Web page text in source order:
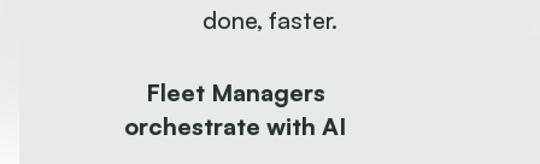
done, faster.
Fleet Managers
orchestrate with AI